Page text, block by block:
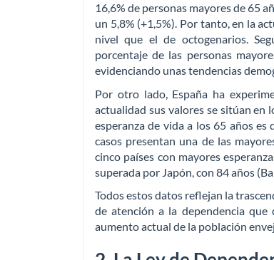
16,6% de personas mayores de 65
un 5,8% (+1,5%). Por tanto, en la
nivel que el de octogenarios.
porcentaje de las personas
evidenciando unas tendencias
Por otro lado, España ha
actualidad sus valores se sitúan en
esperanza de vida a los 65 años es
casos presentan una de las
cinco países con mayores
superada por Japón, con 84 años
Todos estos datos reflejan la
de atención a la dependencia que
aumento actual de la población